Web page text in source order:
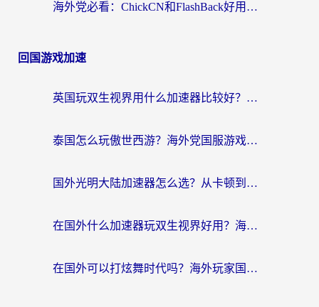
海外党必看：ChickCN和FlashBack好用吗？3招教你选对回国加速器（附云极、HomeCN、斧牛vs艾果对比）
回国游戏加速
英国玩双生视界用什么加速器比较好？海外党亲测有效的国服游戏加速方案
泰国怎么玩傲世西游？海外党国服游戏加速终极攻略（附光明大陆量子特攻实测）
国外光明大陆加速器怎么选？从卡顿到丝滑的终极指南（含德国玩走开外星人墨西哥玩俄罗斯方块技巧）
在国外什么加速器玩双生视界好用？海外党亲测不踩坑的终极指南
在国外可以打炫舞时代吗？海外玩家国服游戏加速全攻略（附实测推荐）